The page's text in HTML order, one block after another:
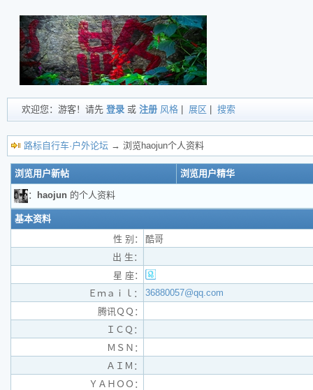
欢迎您：游客！请先 登录 或 注册 风格 展区 搜索
路标自行车·户外论坛 → 浏览haojun个人资料
浏览用户新帖 浏览用户精华
： haojun 的个人资料
基本资料
性 别：
酷哥
出 生：
星 座：
Ｅｍａｉｌ：
36880057@qq.com
腾讯ＱＱ：
ＩＣＱ：
ＭＳＮ：
ＡＩＭ：
ＹＡＨＯＯ：